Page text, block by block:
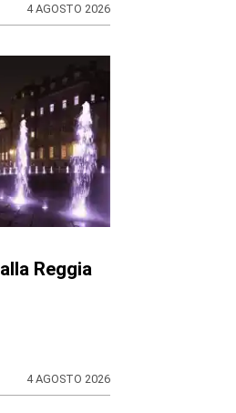
4 AGOSTO 2026
Reggia
4 AGOSTO 2026